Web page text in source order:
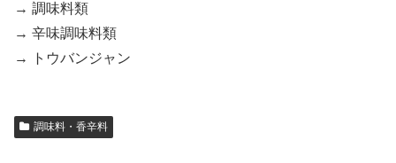
→ 調味料類
→ 辛味調味料類
→ トウバンジャン
調味料・香辛料